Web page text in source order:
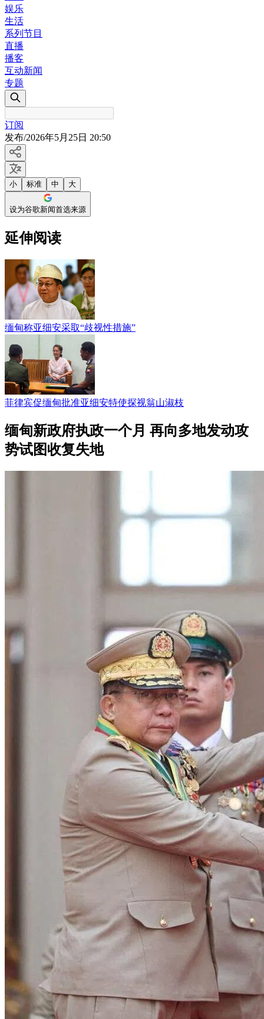
娱乐
生活
系列节目
直播
播客
互动新闻
专题
订阅
发布/2026年5月25日 20:50
小 标准 中 大
设为谷歌新闻首选来源
延伸阅读
缅甸称亚细安采取“歧视性措施”
菲律宾促缅甸批准亚细安特使探视翁山淑枝
缅甸新政府执政一个月 再向多地发动攻
势试图收复失地